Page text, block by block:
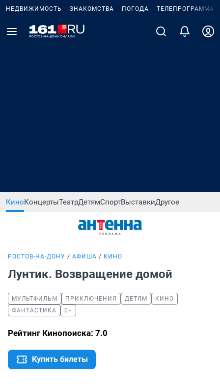
НЕДВИЖИМОСТЬ ЗНАКОМСТВА ПОГОДА ТЕЛЕПРОГРАММА
КиноКонцертыТеатрДетямСпортВыставкиДругое
РОСТОВ-НА-ДОНУ АФИША КИНО
Лунтик. Возвращение домой
МУЛЬТФИЛЬМ ПРИКЛЮЧЕНИЯ ДЕТЯМ
КИНО
ФАНТАСТИКА
0+
Рейтинг Кинопоиска: 7.0
Купить билеты